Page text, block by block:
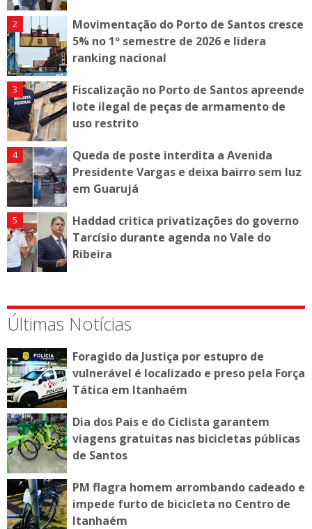
Movimentação do Porto de Santos cresce
5% no 1º semestre de 2026 e lidera
ranking nacional
Fiscalização no Porto de Santos apreende
lote ilegal de peças de armamento de
uso restrito
Queda de poste interdita a Avenida
Presidente Vargas e deixa bairro sem luz
em Guarujá
Haddad critica privatizações do governo
Tarcísio durante agenda no Vale do
Ribeira
Últimas Notícias
Foragido da Justiça por estupro de
vulnerável é localizado e preso pela Força
Tática em Itanhaém
Dia dos Pais e do Ciclista garantem
viagens gratuitas nas bicicletas públicas
de Santos
PM flagra homem arrombando cadeado e
impede furto de bicicleta no Centro de
Itanhaém